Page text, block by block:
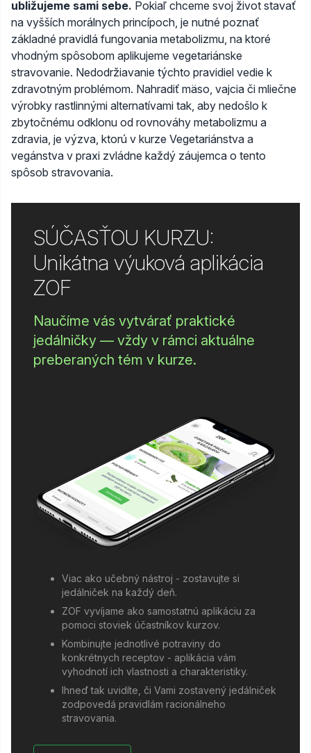
ubližujeme sami sebe. Pokiaľ chceme svoj život stavať
na vyšších morálnych princípoch, je nutné poznať
základné pravidlá fungovania metabolizmu, na ktoré
vhodným spôsobom aplikujeme vegetariánske
stravovanie. Nedodržiavanie týchto pravidiel vedie k
zdravotným problémom. Nahradiť mäso, vajcia či mliečne
výrobky rastlinnými alternatívami tak, aby nedošlo k
zbytočnému odklonu od rovnováhy metabolizmu a
zdravia, je výzva, ktorú v kurze Vegetariánstva a
vegánstva v praxi zvládne každý záujemca o tento
spôsob stravovania.
SÚČASŤOU KURZU:
Unikátna výuková aplikácia
ZOF
Naučíme vás vytvárať praktické
jedálničky — vždy v rámci aktuálne
preberaných tém v kurze.
Viac ako učebný nástroj - zostavujte si
jedálniček na každý deň.
ZOF vyvíjame ako samostatnú aplikáciu za
pomoci stoviek účastníkov kurzov.
Kombinujte jednotlivé potraviny do
konkrétnych receptov - aplikácia vám
vyhodnotí ich vlastnosti a charakteristiky.
Ihneď tak uvidíte, či Vami zostavený jedálniček
zodpovedá pravidlám racionálneho
stravovania.